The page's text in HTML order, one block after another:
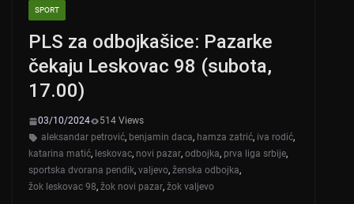
SPORT
PLS za odbojkašice: Pazarke
čekaju Leskovac 98 (subota,
17.00)
03/10/2024
514 Views
aleksandar petrović, benjamin daca, hamza zatrić, iva rodić,
katarina matić, leskovac, novi pazar, odbojka, prva liga srbije,
sportska dvorana pendik, valjevo, ženska odbojka,
žok leskovac 98, žok novi pazar, žok valjevo